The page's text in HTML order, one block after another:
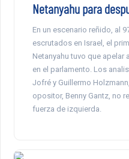
Netanyahu para
En un escenario reñido, al
escrutados en Israel, el
Netanyahu tuvo que apelar
en el parlamento. Los
Jofré y Guillermo
opositor, Benny Gantz, no
fuerza de izquierda.